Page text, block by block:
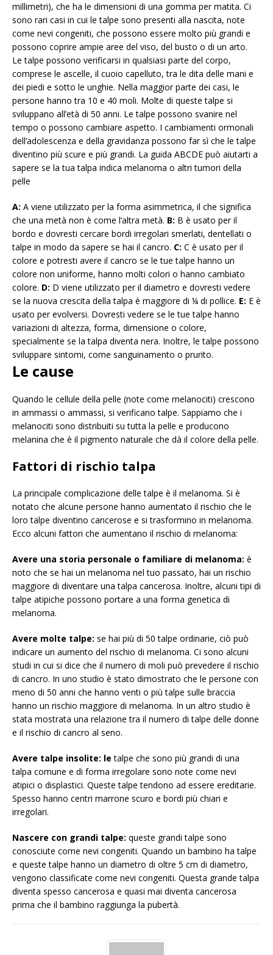
millimetri), che ha le dimensioni di una gomma per matita. Ci
sono rari casi in cui le talpe sono presenti alla nascita, note
come nevi congeniti, che possono essere molto più grandi e
possono coprire ampie aree del viso, del busto o di un arto.
Le talpe possono verificarsi in qualsiasi parte del corpo,
comprese le ascelle, il cuoio capelluto, tra le dita delle mani e
dei piedi e sotto le unghie. Nella maggior parte dei casi, le
persone hanno tra 10 e 40 moli. Molte di queste talpe si
sviluppano all’età di 50 anni. Le talpe possono svanire nel
tempo o possono cambiare aspetto. I cambiamenti ormonali
dell’adolescenza e della gravidanza possono far sì che le talpe
diventino più scure e più grandi. La guida ABCDE può aiutarti a
sapere se la tua talpa indica melanoma o altri tumori della
pelle
A: A viene utilizzato per la forma asimmetrica, il che significa
che una metà non è come l’altra metà. B: B è usato per il
bordo e dovresti cercare bordi irregolari smerlati, dentellati o
talpe in modo da sapere se hai il cancro. C: C è usato per il
colore e potresti avere il cancro se le tue talpe hanno un
colore non uniforme, hanno molti colori o hanno cambiato
colore. D: D viene utilizzato per il diametro e dovresti vedere
se la nuova crescita della talpa è maggiore di ¼ di pollice. E: E è
usato per evolversi. Dovresti vedere se le tue talpe hanno
variazioni di altezza, forma, dimensione o colore,
specialmente se la talpa diventa nera. Inoltre, le talpe possono
sviluppare sintomi, come sanguinamento o prurito.
Le cause
Quando le cellule della pelle (note come melanociti) crescono
in ammassi o ammassi, si verificano talpe. Sappiamo che i
melanociti sono distribuiti su tutta la pelle e producono
melanina che è il pigmento naturale che dà il colore della pelle.
Fattori di rischio talpa
La principale complicazione delle talpe è il melanoma. Si è
notato che alcune persone hanno aumentato il rischio che le
loro talpe diventino cancerose e si trasformino in melanoma.
Ecco alcuni fattori che aumentano il rischio di melanoma:
Avere una storia personale o familiare di melanoma: è
noto che se hai un melanoma nel tuo passato, hai un rischio
maggiore di diventare una talpa cancerosa. Inoltre, alcuni tipi di
talpe atipiche possono portare a una forma genetica di
melanoma.
Avere molte talpe: se hai più di 50 talpe ordinarie, ciò può
indicare un aumento del rischio di melanoma. Ci sono alcuni
studi in cui si dice che il numero di moli può prevedere il rischio
di cancro. In uno studio è stato dimostrato che le persone con
meno di 50 anni che hanno venti o più talpe sulle braccia
hanno un rischio maggiore di melanoma. In un altro studio è
stata mostrata una relazione tra il numero di talpe delle donne
e il rischio di cancro al seno.
Avere talpe insolite: le talpe che sono più grandi di una
talpa comune e di forma irregolare sono note come nevi
atipici o displastici. Queste talpe tendono ad essere ereditarie.
Spesso hanno centri marrone scuro e bordi più chiari e
irregolari.
Nascere con grandi talpe: queste grandi talpe sono
conosciute come nevi congeniti. Quando un bambino ha talpe
e queste talpe hanno un diametro di oltre 5 cm di diametro,
vengono classificate come nevi congeniti. Questa grande talpa
diventa spesso cancerosa e quasi mai diventa cancerosa
prima che il bambino raggiunga la pubertà.